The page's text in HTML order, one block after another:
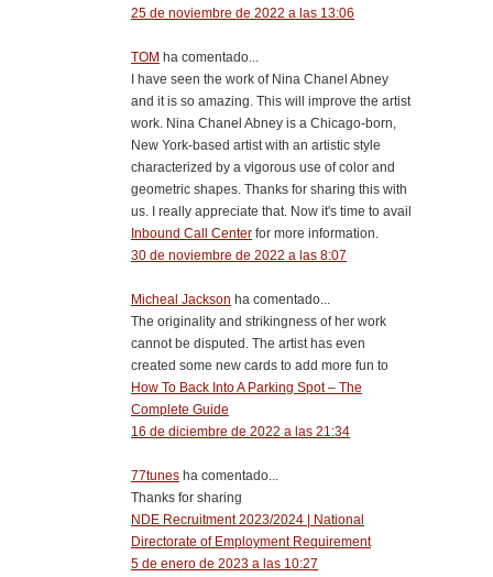
25 de noviembre de 2022 a las 13:06
TOM ha comentado...
I have seen the work of Nina Chanel Abney
and it is so amazing. This will improve the artist
work. Nina Chanel Abney is a Chicago-born,
New York-based artist with an artistic style
characterized by a vigorous use of color and
geometric shapes. Thanks for sharing this with
us. I really appreciate that. Now it's time to avail
Inbound Call Center for more information.
30 de noviembre de 2022 a las 8:07
Micheal Jackson ha comentado...
The originality and strikingness of her work
cannot be disputed. The artist has even
created some new cards to add more fun to
How To Back Into A Parking Spot – The
Complete Guide
16 de diciembre de 2022 a las 21:34
77tunes ha comentado...
Thanks for sharing
NDE Recruitment 2023/2024 | National
Directorate of Employment Requirement
5 de enero de 2023 a las 10:27